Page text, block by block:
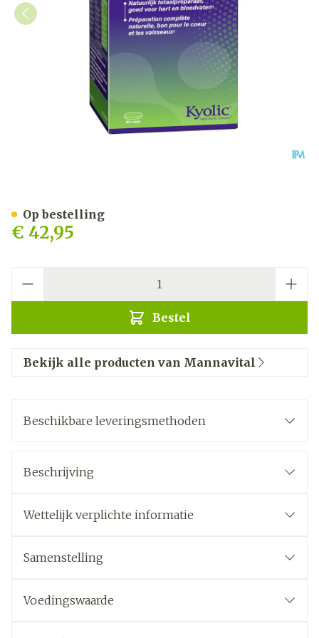
€ 42,95
Bestel
Op bestelling
Bekijk alle producten van Mannavital
Beschikbare leveringsmethoden
Beschrijving
Wettelijk verplichte informatie
Samenstelling
Voedingswaarde